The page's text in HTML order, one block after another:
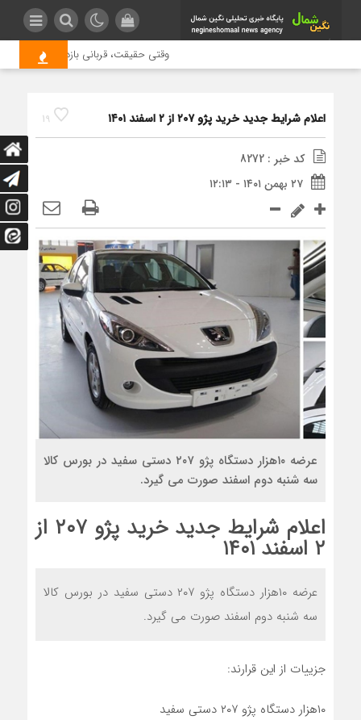
وقتی حقیقت، قربانی بازدید بیشتر
19 اعلام شرایط جدید خرید پژو ۲۰۷ از ۲ اسفند ۱۴۰۱
کد خبر : 8272
۲۷ بهمن ۱۴۰۱ - ۱۲:۱۳
عرضه ۱۰هزار دستگاه پژو ۲۰۷ دستی سفید در بورس کالا
سه شنبه دوم اسفند صورت می گیرد.
اعلام شرایط جدید خرید پژو ۲۰۷ از
۲ اسفند ۱۴۰۱
عرضه ۱۰هزار دستگاه پژو ۲۰۷ دستی سفید در بورس کالا
سه شنبه دوم اسفند صورت می گیرد.
جزییات از این قرارند:
۱۰هزار دستگاه پژو ۲۰۷ دستی سفید